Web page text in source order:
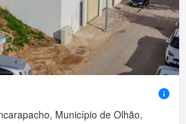
Município de Olhão,